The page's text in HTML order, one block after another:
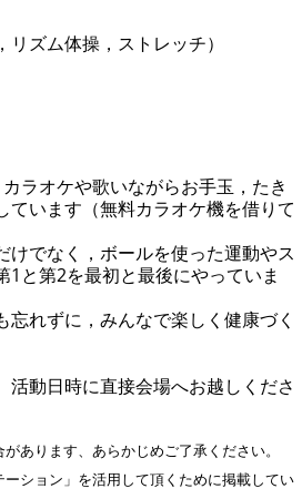
ズム体操，ストレッチ）
ラオケや歌いながらお手玉，たき
ています（無料カラオケ機を借りて
けでなく，ボールを使った運動やス
1と第2を最初と最後にやっていま
忘れずに，みんなで楽しく健康づく
活動日時に直接会場へお越しくださ
あります、あらかじめご了承ください。
ション」を活用して頂くために掲載してい